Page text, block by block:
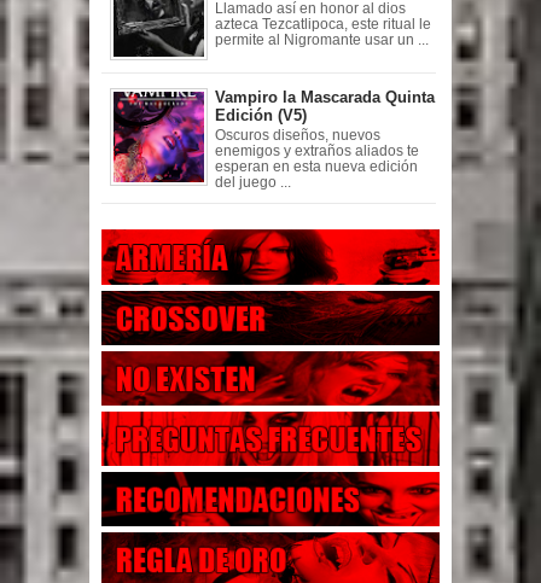
Llamado así en honor al dios
azteca Tezcatlipoca, este ritual le
permite al Nigromante usar un ...
Vampiro la Mascarada Quinta
Edición (V5)
Oscuros diseños, nuevos
enemigos y extraños aliados te
esperan en esta nueva edición
del juego ...